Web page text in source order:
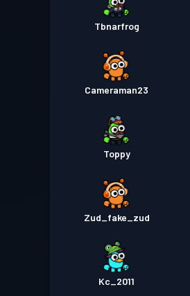
Tbnarfrog
Cameraman23
Toppy
Zud_fake_zud
Kc_2011